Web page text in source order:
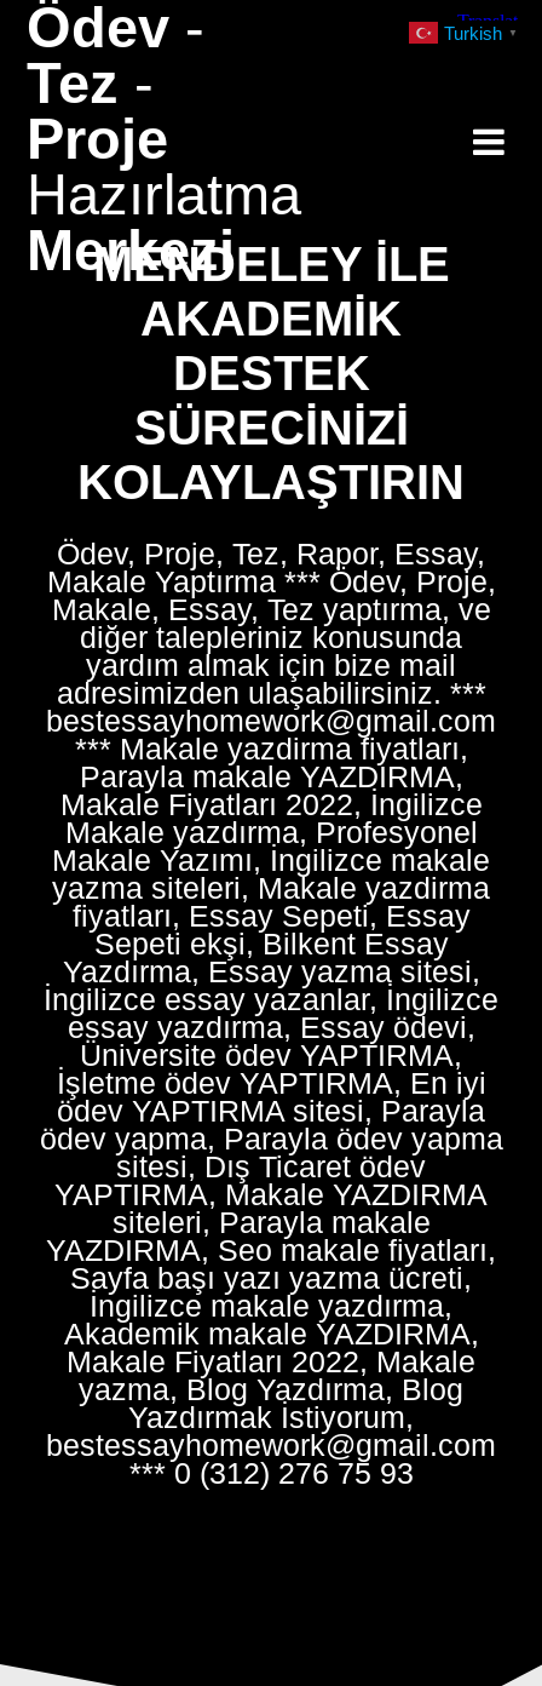
Ödev -
Tez -
Proje
Hazırlatma
Merkezi
MENDELEY ILE
AKADEMIK
DESTEK
SÜRECINIZI
KOLAYLAŞTIRIN
Ödev, Proje, Tez, Rapor, Essay,
Makale Yaptırma *** Ödev, Proje,
Makale, Essay, Tez yaptırma, ve
diğer talepleriniz konusunda
yardım almak için bize mail
adresimizden ulaşabilirsiniz. ***
bestessayhomework@gmail.com
*** Makale yazdirma fiyatları,
Parayla makale YAZDIRMA,
Makale Fiyatları 2022, İngilizce
Makale yazdırma, Profesyonel
Makale Yazımı, İngilizce makale
yazma siteleri, Makale yazdirma
fiyatları, Essay Sepeti, Essay
Sepeti ekşi, Bilkent Essay
Yazdırma, Essay yazma sitesi,
İngilizce essay yazanlar, İngilizce
essay yazdırma, Essay ödevi,
Üniversite ödev YAPTIRMA,
İşletme ödev YAPTIRMA, En iyi
ödev YAPTIRMA sitesi, Parayla
ödev yapma, Parayla ödev yapma
sitesi, Dış Ticaret ödev
YAPTIRMA, Makale YAZDIRMA
siteleri, Parayla makale
YAZDIRMA, Seo makale fiyatları,
Sayfa başı yazı yazma ücreti,
İngilizce makale yazdırma,
Akademik makale YAZDIRMA,
Makale Fiyatları 2022, Makale
yazma, Blog Yazdırma, Blog
Yazdırmak İstiyorum,
bestessayhomework@gmail.com
*** 0 (312) 276 75 93
Turkish ▼